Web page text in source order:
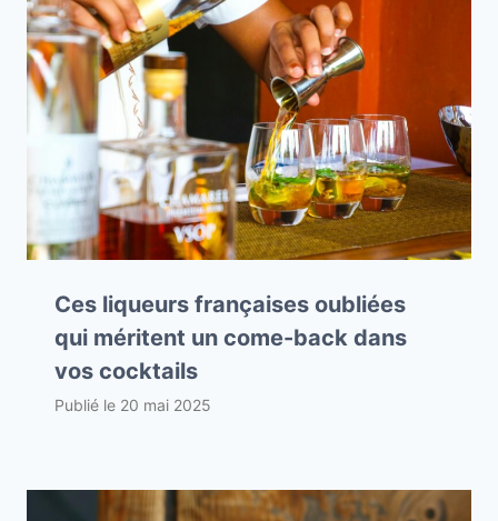
Ces liqueurs françaises oubliées
qui méritent un come-back dans
vos cocktails
Publié le 20 mai 2025